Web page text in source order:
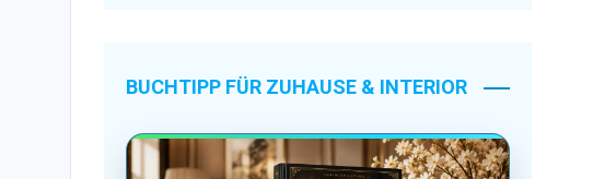
BUCHTIPP FÜR ZUHAUSE & INTERIOR